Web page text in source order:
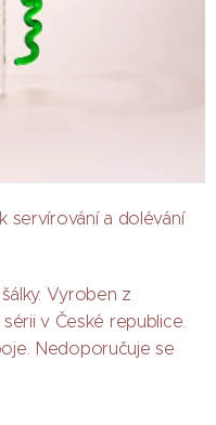
servírování a dolévání
Vyroben z
v České republice.
Nedoporučuje se